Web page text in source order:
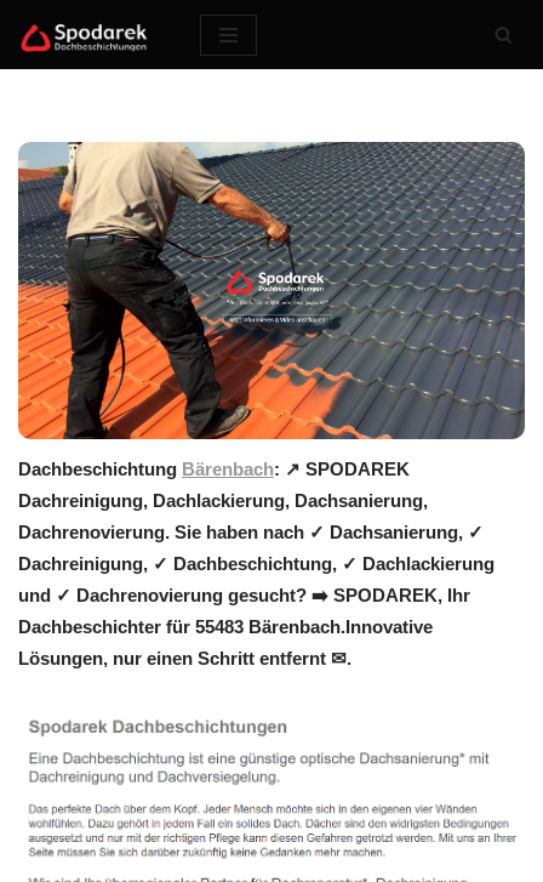
Zum
Dachbeschichtung Bärenbach: ↗️ SPODAREK
Dachreinigung, Dachlackierung, Dachsanierung,
Dachrenovierung. Sie haben nach ✓ Dachsanierung, ✓
Dachreinigung, ✓ Dachbeschichtung, ✓ Dachlackierung
und ✓ Dachrenovierung gesucht? ➡️ SPODAREK, Ihr
Dachbeschichter für 55483 Bärenbach.Innovative
Lösungen, nur einen Schritt entfernt ✉.